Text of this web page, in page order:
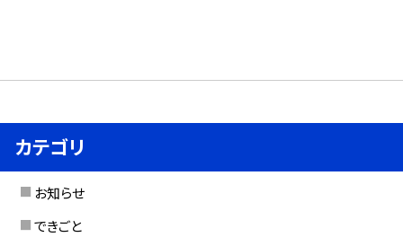
カテゴリ
お知らせ
できごと